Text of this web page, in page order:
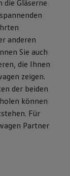
Gläserne
anderen
Sie auch
die Ihnen
zeigen.
der beiden
können
Für
Partner